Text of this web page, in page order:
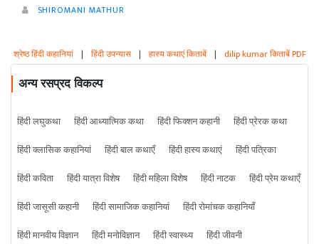
SHIROMANI MATHUR
श्रेष्ठ हिंदी कहानियां | हिंदी उपन्यास | हास्य कथाएं किताबें | dilip kumar किताबें PDF
अन्य रसप्रद विकल्प
हिंदी लघुकथा हिंदी आध्यात्मिक कथा हिंदी फिक्शन कहानी
हिंदी प्रेरक कथा
हिंदी क्लासिक कहानियां
हिंदी बाल कथाएँ हिंदी हास्य कथाएं
हिंदी पत्रिका
हिंदी कविता
हिंदी यात्रा विशेष हिंदी महिला विशेष हिंदी नाटक
हिंदी प्रेम कथाएँ
हिंदी जासूसी कहानी
हिंदी सामाजिक कहानियां
हिंदी रोमांचक कहानियाँ
हिंदी मानवीय विज्ञान
हिंदी मनोविज्ञान हिंदी स्वास्थ्य
हिंदी जीवनी